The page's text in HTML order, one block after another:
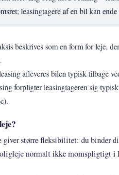
leasingtagere af en bil kan
beskrives som en form for leje,
afleveres bilen typisk tilbage
forpligter leasingtageren sig
større fleksibilitet: du binder
normalt ikke momspligtigt i